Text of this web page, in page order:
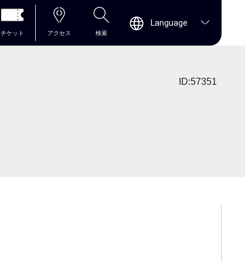
チケット アクセス 検索
Language
ID:57351